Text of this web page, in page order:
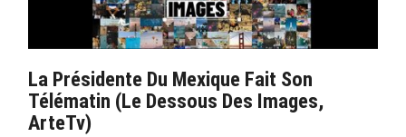
La Présidente Du Mexique Fait Son
Télématin (Le Dessous Des Images,
ArteTv)